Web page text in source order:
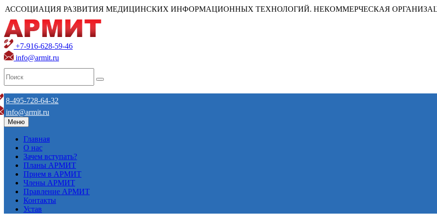
АССОЦИАЦИЯ РАЗВИТИЯ МЕДИЦИНСКИХ ИНФОРМАЦИОННЫХ ТЕХНОЛОГИЙ. НЕКОММЕРЧЕСКАЯ
+7-916-628-59-46
info@armit.ru
8-495-728-64-32
info@armit.ru
Меню
Главная
О нас
Зачем вступать?
Планы АРМИТ
Прием в АРМИТ
Члены АРМИТ
Правление АРМИТ
Контакты
Устав